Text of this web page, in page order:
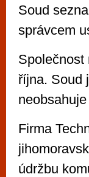
Soud
správcem
Společnost
října. Soud
Firma
údržbu